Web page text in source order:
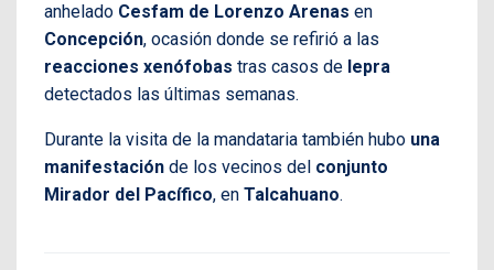
anhelado Cesfam de Lorenzo Arenas en
Concepción, ocasión donde se refirió a las
reacciones xenófobas tras casos de lepra
detectados las últimas semanas.
Durante la visita de la mandataria también hubo una
manifestación de los vecinos del conjunto
Mirador del Pacífico, en Talcahuano.